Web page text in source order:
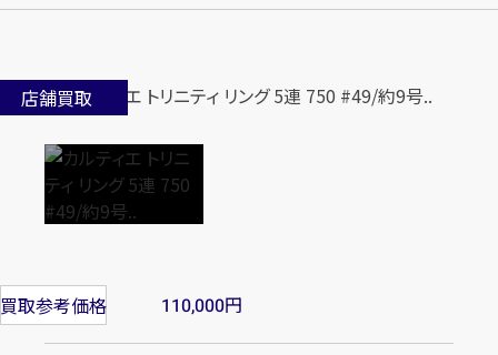
店舗買取
買取参考価格 110,000円